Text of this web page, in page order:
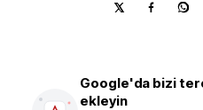
Google'da bizi
ekleyin